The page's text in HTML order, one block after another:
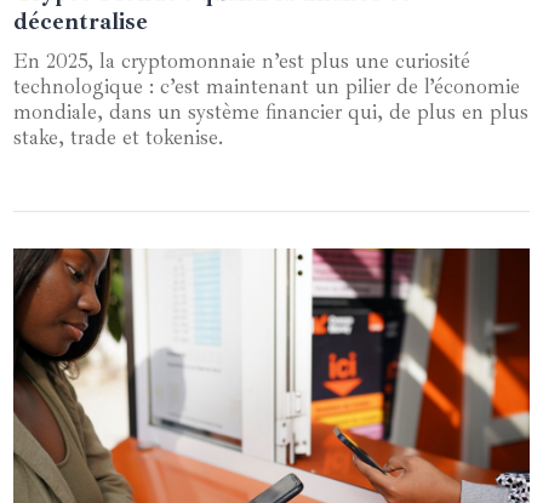
décentralise
En 2025, la cryptomonnaie n’est plus une curiosité
technologique : c’est maintenant un pilier de l’économie
mondiale, dans un système financier qui, de plus en plus
stake, trade et tokenise.